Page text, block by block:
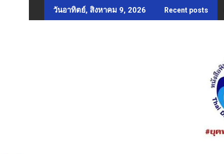
to
วันอาทิตย์, สิงหาคม 9, 2026 Recent posts